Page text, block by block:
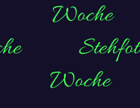
Woche
Woche